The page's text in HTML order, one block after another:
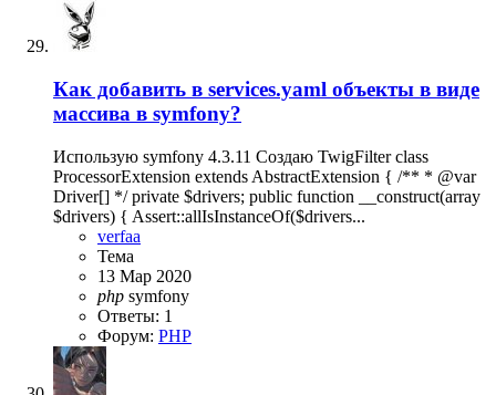
Как добавить в services.yaml объекты в виде
массива в symfony?
Использую symfony 4.3.11 Создаю TwigFilter class
ProcessorExtension extends AbstractExtension { /** * @var
Driver[] */ private $drivers; public function __construct(array
$drivers) { Assert::allIsInstanceOf($drivers...
verfaa
Тема
13 Мар 2020
php symfony
Ответы: 1
Форум: PHP